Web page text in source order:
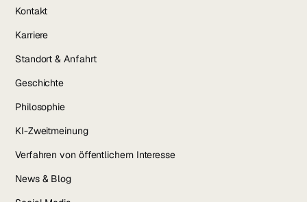
Kontakt
Karriere
Standort & Anfahrt
Geschichte
Philosophie
KI-Zweitmeinung
Verfahren von öffentlichem Interesse
News & Blog